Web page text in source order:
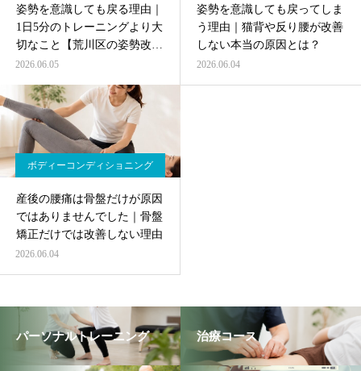
姿勢を意識しても戻る理由｜
1日5分のトレーニングより大
切なこと【荒川区の姿勢改
善】
2026.06.05
姿勢を意識しても戻ってしま
う理由｜猫背や反り腰が改善
しない本当の原因とは？
2026.06.04
ボディーコンディショニング
産後の腰痛は骨盤だけが原因
ではありませんでした｜骨盤
矯正だけでは改善しない理由
2026.06.04
パーソナルトレーニング 治療コース